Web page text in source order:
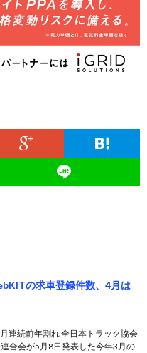
の求車登録件数、4月は
連続前年割れ 全日本トラック協会
合会が5月8日発表した今年3月の